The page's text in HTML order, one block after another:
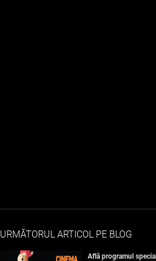
URMĂTORUL ARTICOL PE BLOG
Află programul special